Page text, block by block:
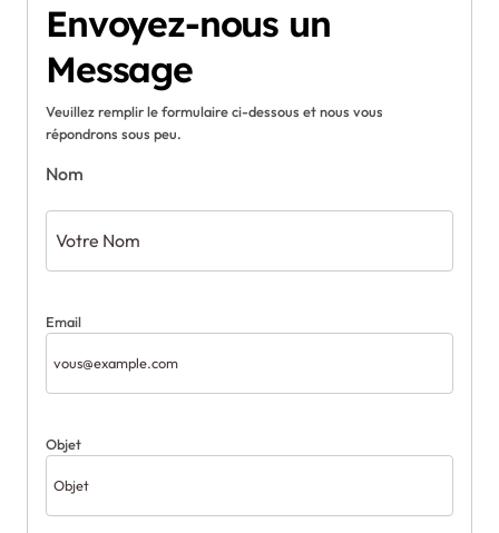
Envoyez-nous un
Message
Veuillez remplir le formulaire ci-dessous et nous vous
répondrons sous peu.
Nom
Email
Objet